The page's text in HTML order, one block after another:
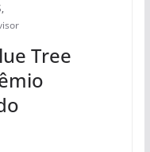
,
Tree